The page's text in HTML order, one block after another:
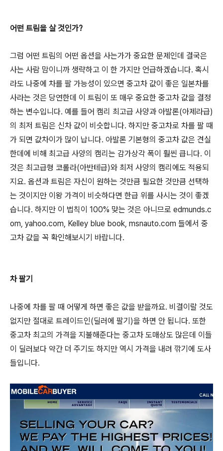
어떤 트림을 살 것인가?
그럼 어떤 트림의 어떤 옵션을 사는가가 중요한 문제인데 결국은
사는 사람 맘이니까 생략하고 이 한 가지만 언급하겠습니다. 혹시
라도 나중에 차를 팔 가능성이 있으면 중고차 값이 좋은 일본차를
사라는 것은 당연한데 이 트림이 또 매우 중요한 중고차 값을 결정
하는 변수입니다. 예를 들어 캠리 최고급 사양과 아발론(아제라급)
의 최저 트림은 신차 값이 비슷합니다. 하지만 중고차로 차를 팔 때
가 되면 값차이가 많이 납니다. 아발론 기본형의 중고차 값은 견실
한데에 비해 최고급 사양의 캠리는 감가상각 폭이 훨씬 큽니다. 이
것은 최고급형 코롤라(아반테급)와 최저 사양의 캠리에도 적용되
지요. 옵션과 트림은 자신이 원하는 것만큼 필요한 것만큼 선택하
는 것이지만 이왕 가격이 비슷하다면 한급 위를 사시는 것이 좋겠
습니다. 하지만 이 법칙이 100% 맞는 것은 아니므로 edmunds.c
om, yahoo.com, Kelley blue book, msnauto.com 들에서 중
고차 값을 꼭 확인해보시기 바랍니다.
차 팔기
나중에 차를 팔 때 어떻게 하면 좋은 값을 받을까요. 비결이랄 것도
없지만 절대로 트레이드인(딜러에 팔기)을 하면 안 됩니다. 또한
중고차 최고의 가격을 지불해준다는 중고차 도매상도 많은데 이들
이 딜러보다 약간 더 주기도 하지만 역시 가격을 내려 깎기에 도사
들입니다.